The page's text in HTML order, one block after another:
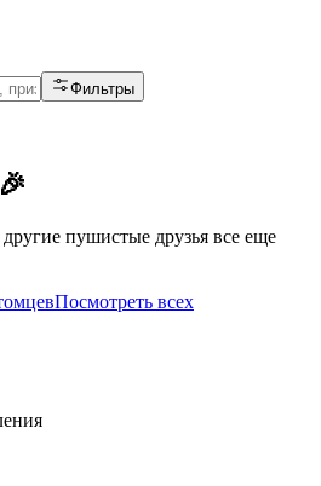
Фильтры
пушистые друзья все еще
Посмотреть всех